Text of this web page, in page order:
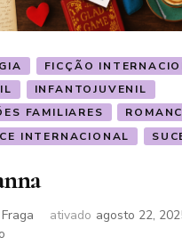
FICÇÃO
INFANTOJUVENIL
FAMILIARES
INTERNACIONAL
ativado agosto 22,